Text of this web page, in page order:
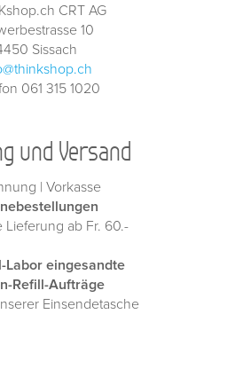
CRT AG
10
Sissach
061 315 1020
und Versand
| Vorkasse
Lieferung ab Fr. 60.-
Labor eingesandte
Refill-Aufträge
Einsendetasche